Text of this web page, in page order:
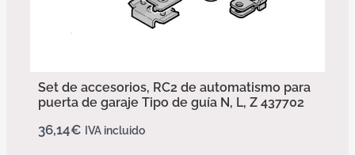
Set de accesorios, RC2 de automatismo para
puerta de garaje Tipo de guía N, L, Z 437702
36,14€ IVA incluido